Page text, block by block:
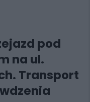
pod
na ul.
Transport